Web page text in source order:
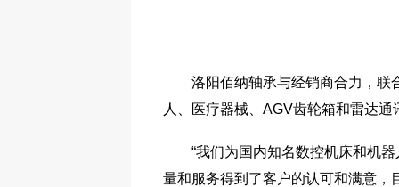
洛阳佰纳轴承与经销商合力，联
人、医疗器械、AGV齿轮箱和雷达
“我们为国内知名数控机床和机
量和服务得到了客户的认可和满意，